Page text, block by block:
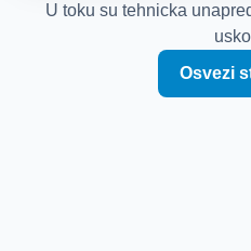
U toku su tehnicka
Osvezi